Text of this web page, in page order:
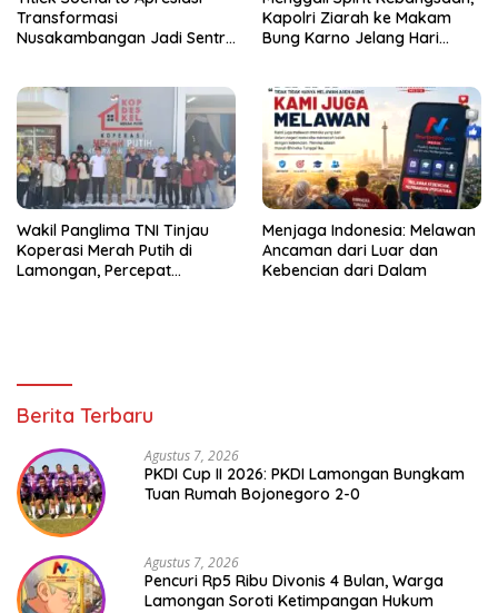
Transformasi
Nusakambangan Jadi Sentra
Kapolri Ziarah ke Makam
Bung Karno Jelang Hari
Wakil Panglima TNI Tinjau
Koperasi Merah Putih di
Lamongan, Percepat
Menjaga Indonesia: Melawan
Ancaman dari Luar dan
Kebencian dari Dalam
Berita Terbaru
Agustus 7, 2026
PKDI Cup II 2026: PKDI Lamongan Bungkam
Tuan Rumah Bojonegoro 2-0
Agustus 7, 2026
Pencuri Rp5 Ribu Divonis 4 Bulan, Warga
Lamongan Soroti Ketimpangan Hukum